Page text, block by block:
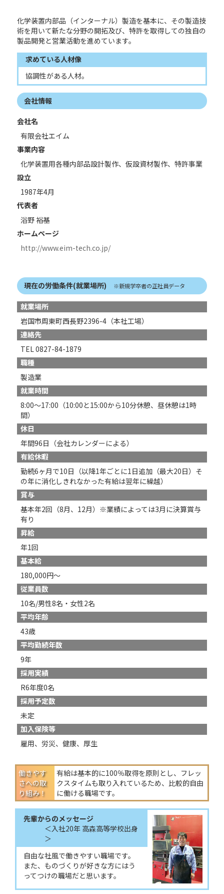
化学装置内部品（インターナル）製造を基本に、その製造技
術を用いて新たな分野の開拓及び、特許を取得しての独自の
製品開発と営業活動を進めています。
求めている人材像
協調性がある人材。
会社情報
会社名
有限会社エイム
事業内容
化学装置用各種内部品設計製作、仮設資材製作、特許事業
設立
1987年4月
代表者
浴野 裕基
ホームページ
http://www.eim-tech.co.jp/
現在の労働条件(就業場所) ※新規学卒者の正社員データ
就業場所
岩国市周東町西長野2396-4（本社工場）
連絡先
TEL 0827-84-1879
職種
製造業
就業時間
8:00～17:00（10:00と15:00から10分休憩、昼休憩は1時
間）
休日
年間96日（会社カレンダーによる）
有給休暇
勤続6ヶ月で10日（以降1年ごとに1日追加（最大20日）そ
の年に消化しきれなかった有給は翌年に繰越）
賞与
基本年2回（8月、12月）※業績によっては3月に決算賞与
有り
昇給
年1回
基本給
180,000円～
従業員数
10名/男性8名・女性2名
平均年齢
43歳
平均勤続年数
9年
採用実績
R6年度0名
採用予定数
未定
加入保険等
雇用、労災、健康、厚生
働きやす
さへの取
り組み！
有給は基本的に100％取得を原則とし、フレッ
クスタイムも取り入れているため、比較的自由
に働ける職場です。
先輩からのメッセージ
入社20年 高森高等学校出身
自由な社風で働きやすい職場です。
また、ものづくりが好きな方にはう
ってつけの職場だと思います。